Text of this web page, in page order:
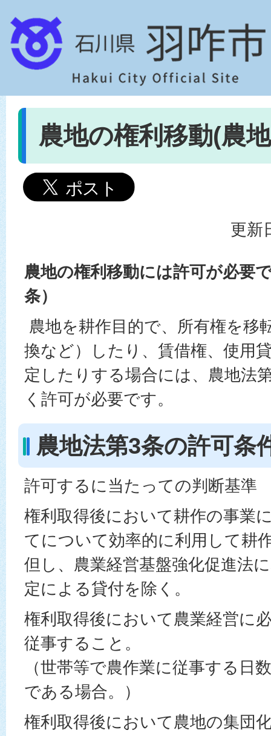
農地の権利移動(農
更新
農地の権利移動には許可が必要
条）
農地を耕作目的で、所有権を移
換など）したり、賃借権、使用
定したりする場合には、農地法
く許可が必要です。
農地法第3条の許可条
許可するに当たっての判断基準
権利取得後において耕作の事業
てについて効率的に利用して耕
但し、農業経営基盤強化促進法
定による貸付を除く。
権利取得後において農業経営に
従事すること。
（世帯等で農作業に従事する日
である場合。）
権利取得後において農地の集団